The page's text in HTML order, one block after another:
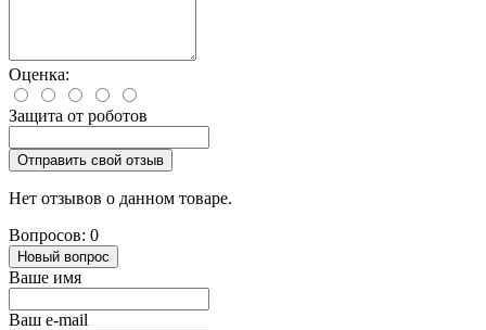
Оценка:
Защита от роботов
Отправить свой отзыв
Нет отзывов о данном товаре.
Вопросов: 0
Новый вопрос
Ваше имя
Ваш e-mail